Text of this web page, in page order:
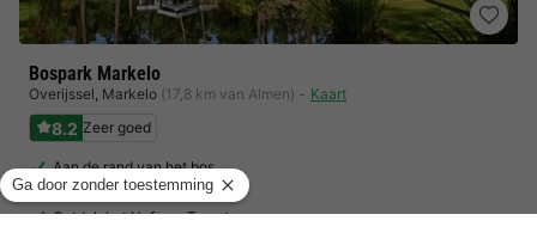
Bospark Markelo
Overijssel, Markelo (17,8 km van Almen) Kaart
8.2 Zeer goed
Aan de rand van het bos
Comfortabele luxe woningen
Ontdek het Hof van Twente